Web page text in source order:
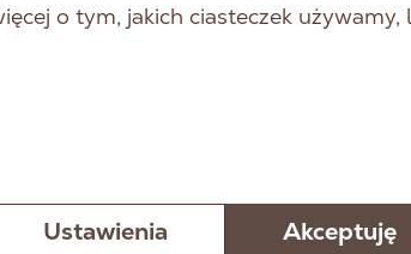
– OGÓLNY
POTRZEB
o tym, jakich ciasteczek używamy,
Akceptuję
Ustawienia